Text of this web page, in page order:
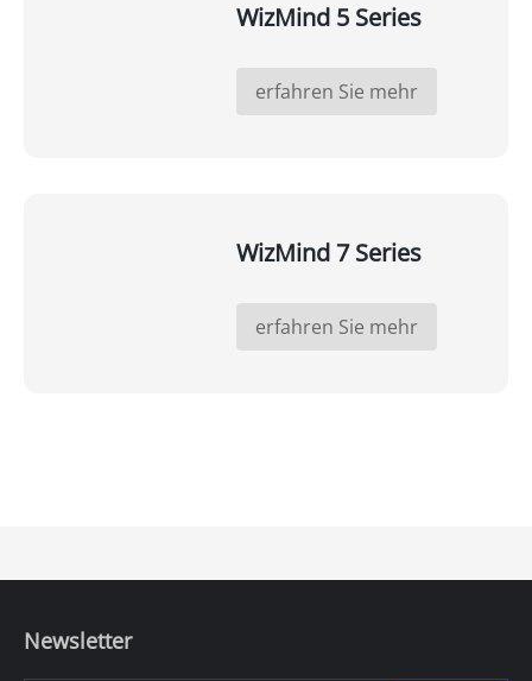
WizMind 5 Series
erfahren Sie mehr
WizMind 7 Series
erfahren Sie mehr
Newsletter